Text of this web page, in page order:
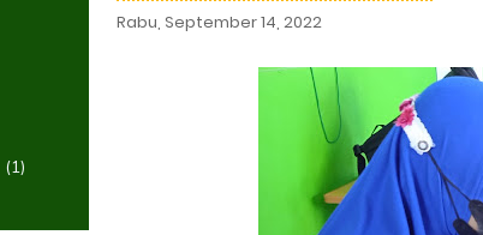
Rabu, September 14, 2022
(1)